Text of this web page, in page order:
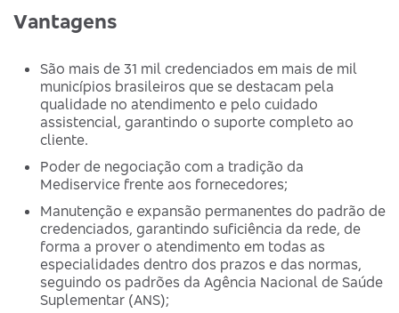
Vantagens
São mais de 31 mil credenciados em mais de mil
municípios brasileiros que se destacam pela
qualidade no atendimento e pelo cuidado
assistencial, garantindo o suporte completo ao
cliente.
Poder de negociação com a tradição da
Mediservice frente aos fornecedores;
Manutenção e expansão permanentes do padrão de
credenciados, garantindo suficiência da rede, de
forma a prover o atendimento em todas as
especialidades dentro dos prazos e das normas,
seguindo os padrões da Agência Nacional de Saúde
Suplementar (ANS);